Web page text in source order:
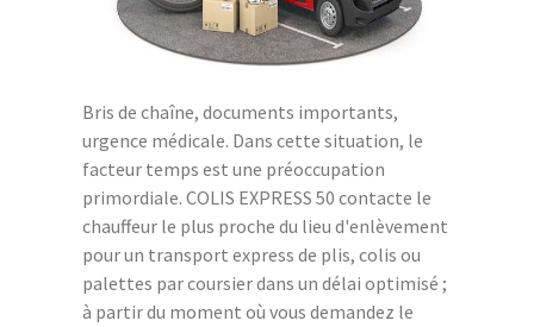
Bris de chaîne, documents importants,
urgence médicale. Dans cette situation, le
facteur temps est une préoccupation
primordiale. COLIS EXPRESS 50 contacte le
chauffeur le plus proche du lieu d'enlèvement
pour un transport express de plis, colis ou
palettes par coursier dans un délai optimisé ;
à partir du moment où vous demandez le